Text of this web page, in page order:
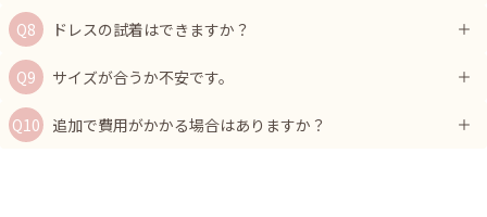
ドレスの試着はできますか？
サイズが合うか不安です。
追加で費用がかかる場合はありますか？